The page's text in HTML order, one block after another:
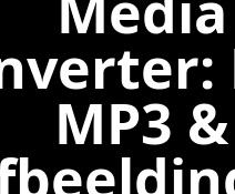
MP3 &